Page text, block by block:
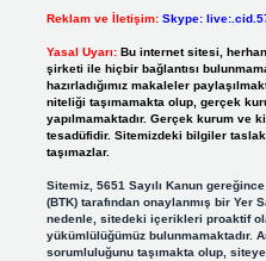
Reklam ve İletişim: Skype:
Yasal Uyarı: Bu internet sitesi,
şirketi ile hiçbir bağlantısı
hazırladığımız makaleler
niteliği taşımamakta olup, gerçek
yapılmamaktadır. Gerçek kurum ve
tesadüfidir. Sitemizdeki bilgiler
taşımazlar.
Sitemiz, 5651 Sayılı Kanun
(BTK) tarafından onaylanmış bir Yer
nedenle, sitedeki içerikleri proaktif
yükümlülüğümüz bulunmamaktadır.
sorumluluğunu taşımakta olup,